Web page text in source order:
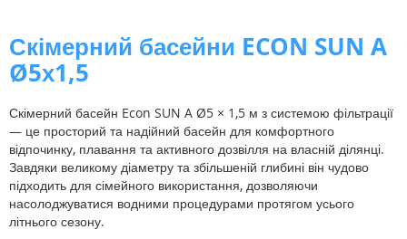
Скімерний басейни ECON SUN A
Ø5х1,5
Скімерний басейн Econ SUN A Ø5 × 1,5 м з системою фільтрації
— це просторий та надійний басейн для комфортного
відпочинку, плавання та активного дозвілля на власній ділянці.
Завдяки великому діаметру та збільшеній глибині він чудово
підходить для сімейного використання, дозволяючи
насолоджуватися водними процедурами протягом усього
літнього сезону.